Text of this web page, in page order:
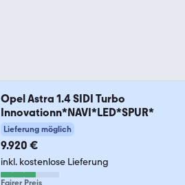
Opel Astra 1.4 SIDI Turbo
Innovationn*NAVI*LED*SPUR*
Lieferung möglich
9.920 €
inkl. kostenlose Lieferung